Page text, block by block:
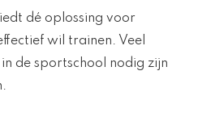
dé oplossing voor
wil trainen. Veel
de sportschool nodig zijn